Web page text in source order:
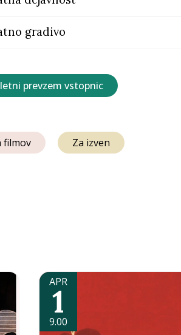
gradivo
prevzem vstopnic
filmov Za izven
APR
1
9.00